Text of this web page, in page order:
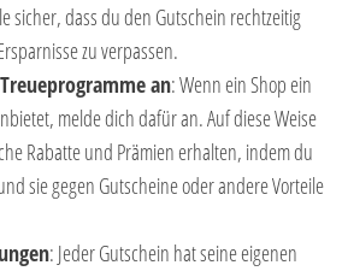
sicher, dass du den Gutschein rechtzeitig
zu verpassen.
an: Wenn ein Shop ein
melde dich dafür an. Auf diese Weise
Rabatte und Prämien erhalten, indem du
sie gegen Gutscheine oder andere Vorteile
: Jeder Gutschein hat seine eigenen